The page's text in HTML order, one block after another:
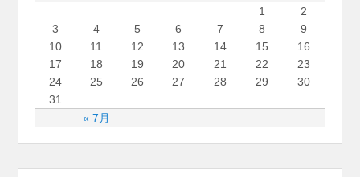
« 7月
1
2
3
4 5 6 7 8
9
10
11 12 13 14 15
16
17
18 19 20 21 22
23
24
25 26 27 28 29
30
31